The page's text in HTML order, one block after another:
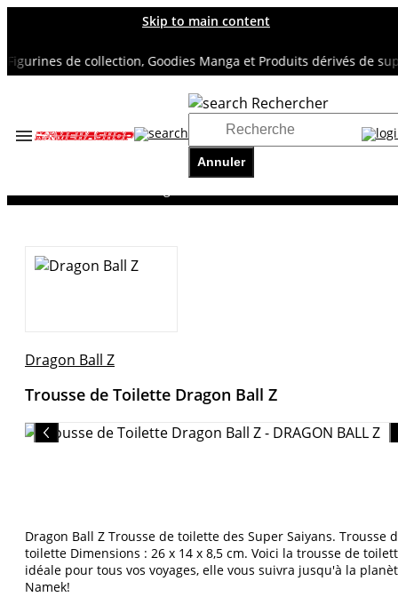
Skip to main content
de collection, Goodies Manga et Produits dérivés de super
Rechercher
Annuler
Accueil
Dragon Ball Z
Trousse de Toilette Dragon Ball Z
Dragon Ball Z Trousse de toilette des Super Saiyans. Trousse
toilette Dimensions : 26 x 14 x 8,5 cm. Voici la trousse de
idéale pour tous vos voyages, elle vous suivra jusqu'à la
Namek!